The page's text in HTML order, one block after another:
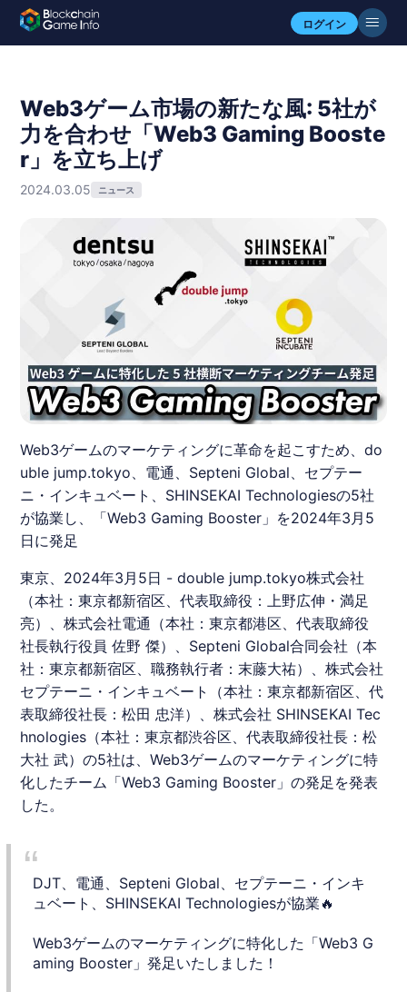
ログイン
Web3ゲーム市場の新たな風: 5社が
力を合わせ「Web3 Gaming Booste
r」を立ち上げ
2024.03.05 ニュース
Web3ゲームのマーケティングに革命を起こすため、do
uble jump.tokyo、電通、Septeni Global、セプテー
ニ・インキュベート、SHINSEKAI Technologiesの5社
が協業し、「Web3 Gaming Booster」を2024年3月5
日に発足
東京、2024年3月5日 - double jump.tokyo株式会社
（本社：東京都新宿区、代表取締役：上野広伸・満足
亮）、株式会社電通（本社：東京都港区、代表取締役
社長執行役員 佐野 傑）、Septeni Global合同会社（本
社：東京都新宿区、職務執行者：末藤大祐）、株式会社
セプテーニ・インキュベート
（本社：東京都新宿区、代
表取締役社長：松田 忠洋）、株式会社 SHINSEKAI Tec
hnologies（本社：東京都渋谷区、代表取締役社長：松
大社 武）の5社は、Web3ゲームのマーケティングに特
化したチーム「Web3 Gaming Booster」の発足を発表
した。
DJT、電通、Septeni Global、セプテーニ・インキ
ュベート、SHINSEKAI Technologiesが協業🔥
Web3ゲームのマーケティングに特化した「Web3 G
aming Booster」発足いたしました！